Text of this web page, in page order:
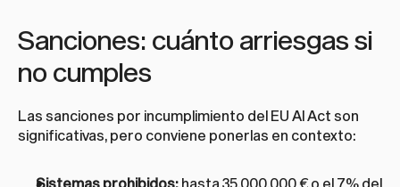
Sanciones: cuánto arriesgas si
no cumples
Las sanciones por incumplimiento del EU AI Act son
significativas, pero conviene ponerlas en contexto:
Sistemas prohibidos: hasta 35.000.000 € o el 7% del